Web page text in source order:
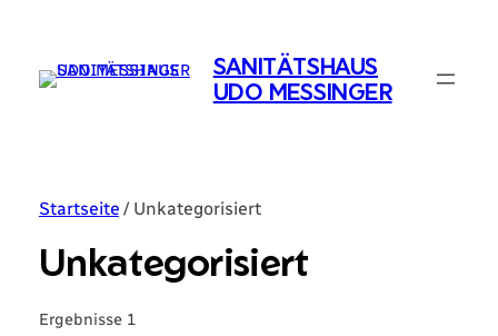
SANITÄTSHAUS
UDO MESSINGER
Startseite/ Unkategorisiert
Unkategorisiert
Ergebnisse 1